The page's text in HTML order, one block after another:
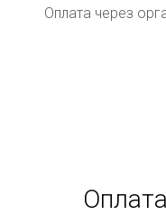
Оплата через